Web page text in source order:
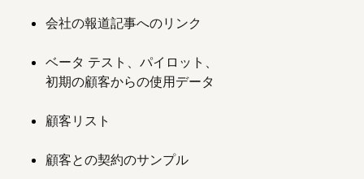
会社の報道記事へのリンク
ベータ テスト、パイロット、
初期の顧客からの使用データ
顧客リスト
顧客との契約のサンプル